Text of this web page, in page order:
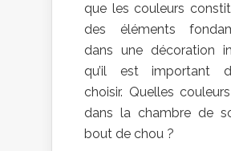
que les couleurs
des éléments
dans une décoration
qu’il est important
choisir. Quelles
dans la chambre de
bout de chou ?